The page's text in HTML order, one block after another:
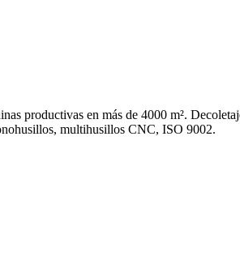
productivas en más de 4000 m².
multihusillos CNC, ISO 9002.